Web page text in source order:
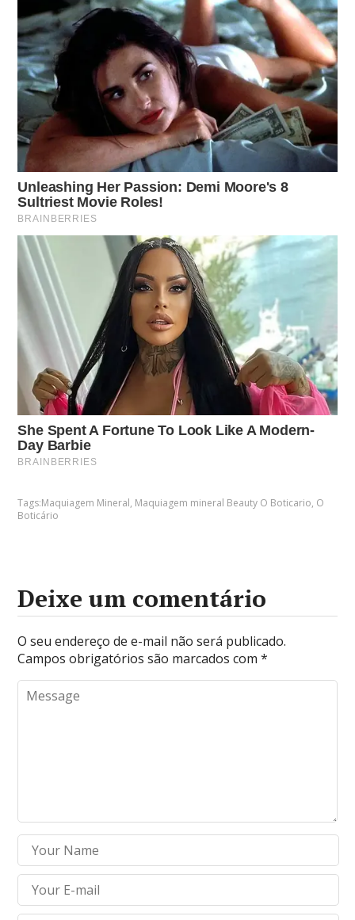
Tags:Maquiagem Mineral, Maquiagem mineral Beauty O Boticario, O
Boticário
Deixe um comentário
O seu endereço de e-mail não será publicado.
Campos obrigatórios são marcados com*